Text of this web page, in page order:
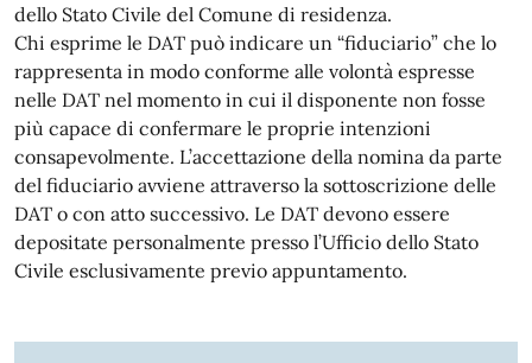
dello Stato Civile del Comune di residenza.
Chi esprime le DAT può indicare un “fiduciario” che lo
rappresenta in modo conforme alle volontà espresse
nelle DAT nel momento in cui il disponente non fosse
più capace di confermare le proprie intenzioni
consapevolmente. L’accettazione della nomina da parte
del fiduciario avviene attraverso la sottoscrizione delle
DAT o con atto successivo. Le DAT devono essere
depositate personalmente presso l’Ufficio dello Stato
Civile esclusivamente previo appuntamento.